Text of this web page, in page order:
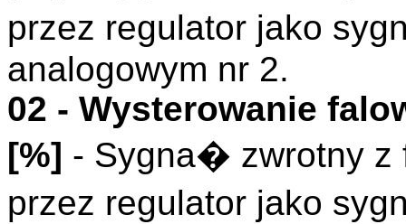
przez regulator jako
analogowym nr 2.
02 - Wysterowanie
[%] - Sygna� zwrotny z
przez regulator jako